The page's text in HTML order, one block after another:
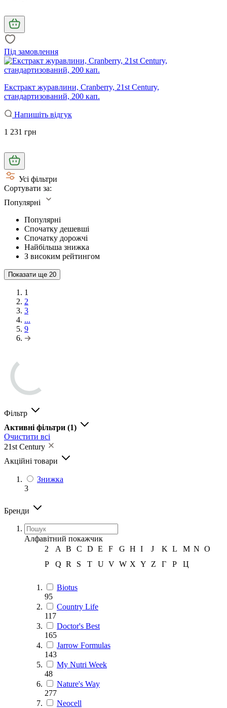
Під замовлення
Екстракт журавлини, Cranberry, 21st Century,
стандартизований, 200 кап.
Напишіть відгук
1 231 грн
Усі фільтри
Сортувати за:
Популярні
Популярні
Спочатку дешевші
Спочатку дорожчі
Найбільша знижка
З високим рейтингом
Показати ще 20
1
2
3
...
9
Фільтр
Активні фільтри (1)
Очистити всі
21st Century
Акційні товари
Знижка
3
Бренди
Алфавітний покажчик
2
A B C D E F G H I J K L M N O
P
Q R S T U V W X Y Z Г Р Ц
Biotus
95
Country Life
117
Doctor's Best
165
Jarrow Formulas
143
My Nutri Week
48
Nature's Way
277
Neocell